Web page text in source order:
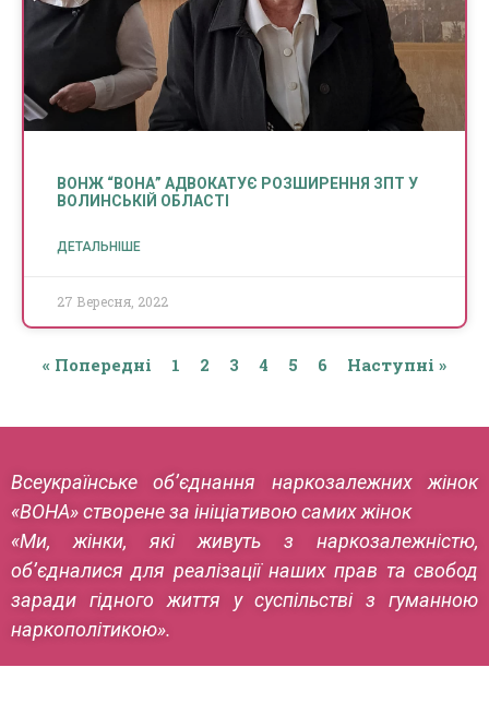
ВОНЖ “ВОНА” АДВОКАТУЄ РОЗШИРЕННЯ ЗПТ У
ВОЛИНСЬКІЙ ОБЛАСТІ
ДЕТАЛЬНІШЕ
27 Вересня, 2022
« Попередні 1 2 3 4 5 6 Наступні »
Всеукраїнське об’єднання наркозалежних жінок
«ВОНА» створене за ініціативою самих жінок
«Ми, жінки, які живуть з наркозалежністю,
об’єдналися для реалізації наших прав та свобод
заради гідного життя у суспільстві з гуманною
наркополітикою».